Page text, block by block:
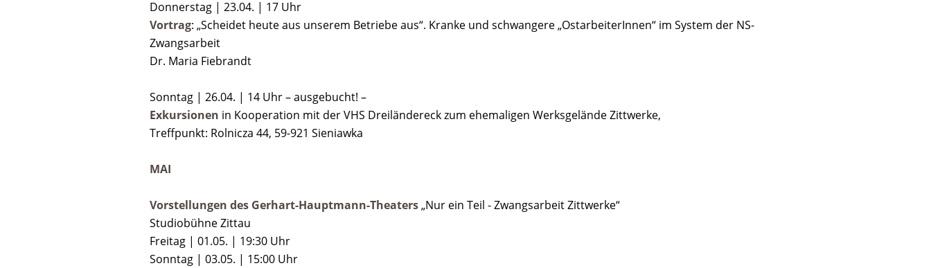
Donnerstag | 23.04. | 17 Uhr
Vortrag: „Scheidet heute aus unserem Betriebe aus“. Kranke und schwangere „OstarbeiterInnen“ im System der NS-
Zwangsarbeit
Dr. Maria Fiebrandt
Sonntag | 26.04. | 14 Uhr – ausgebucht! –
Exkursionen in Kooperation mit der VHS Dreiländereck zum ehemaligen Werksgelände Zittwerke,
Treffpunkt: Rolnicza 44, 59-921 Sieniawka
MAI
Vorstellungen des Gerhart-Hauptmann-Theaters„Nur ein Teil - Zwangsarbeit Zittwerke“
Studiobühne Zittau
Freitag | 01.05. | 19:30 Uhr
Sonntag | 03.05. | 15:00 Uhr